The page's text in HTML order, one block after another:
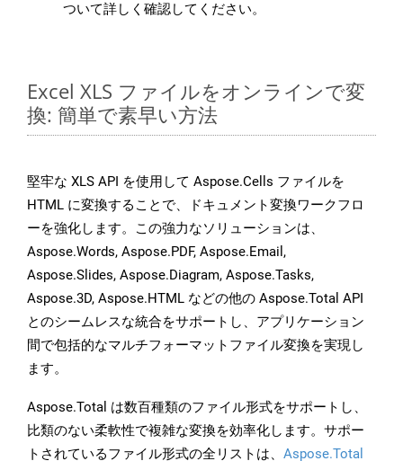
ついて詳しく確認してください。
Excel XLS ファイルをオンラインで変
換: 簡単で素早い方法
堅牢な XLS API を使用して Aspose.Cells ファイルを
HTML に変換することで、ドキュメント変換ワークフロ
ーを強化します。この強力なソリューションは、
Aspose.Words, Aspose.PDF, Aspose.Email,
Aspose.Slides, Aspose.Diagram, Aspose.Tasks,
Aspose.3D, Aspose.HTML などの他の Aspose.Total API
とのシームレスな統合をサポートし、アプリケーション
間で包括的なマルチフォーマットファイル変換を実現し
ます。
Aspose.Total は数百種類のファイル形式をサポートし、
比類のない柔軟性で複雑な変換を効率化します。サポー
トされているファイル形式の全リストは、 Aspose.Total